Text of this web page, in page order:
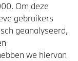
Om deze
gebruikers
geanalyseerd,
we hiervan